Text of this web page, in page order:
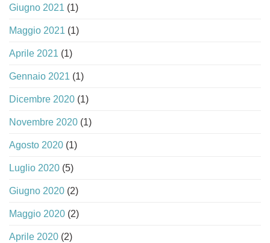
Giugno 2021 (1)
Maggio 2021 (1)
Aprile 2021 (1)
Gennaio 2021 (1)
Dicembre 2020 (1)
Novembre 2020 (1)
Agosto 2020 (1)
Luglio 2020 (5)
Giugno 2020 (2)
Maggio 2020 (2)
Aprile 2020 (2)